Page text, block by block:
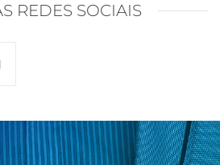
REDES SOCIAIS